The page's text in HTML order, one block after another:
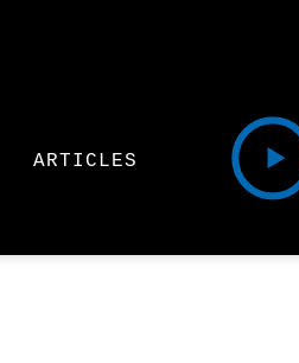
ARTICLES